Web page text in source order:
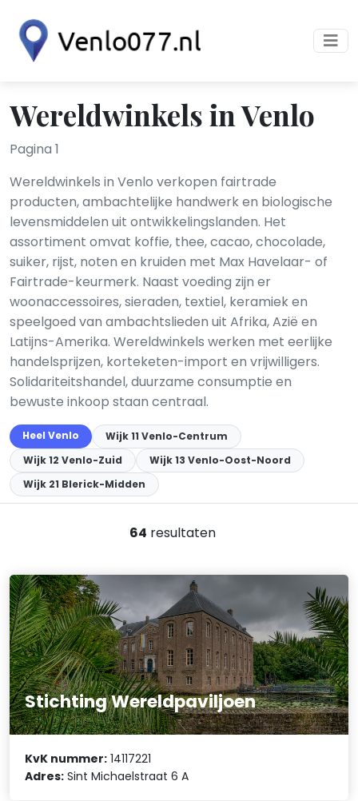
Wereldwinkels in Venlo
Pagina 1
Wereldwinkels in Venlo verkopen fairtrade
producten, ambachtelijke handwerk en biologische
levensmiddelen uit ontwikkelingslanden. Het
assortiment omvat koffie, thee, cacao, chocolade,
suiker, rijst, noten en kruiden met Max Havelaar- of
Fairtrade-keurmerk. Naast voeding zijn er
woonaccessoires, sieraden, textiel, keramiek en
speelgoed van ambachtslieden uit Afrika, Azië en
Latijns-Amerika. Wereldwinkels werken met eerlijke
handelsprijzen, korteketen-import en vrijwilligers.
Solidariteitshandel, duurzame consumptie en
bewuste inkoop staan centraal.
Heel Venlo
Wijk 11 Venlo-Centrum
Wijk 12 Venlo-Zuid
Wijk 13 Venlo-Oost-Noord
Wijk 21 Blerick-Midden
64 resultaten
Stichting Wereldpaviljoen
KvK nummer: 14117221
Adres: Sint Michaelstraat 6 A